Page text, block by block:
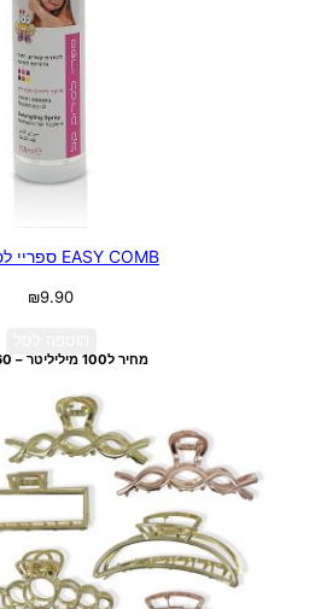
EASY COMB ספריי לסירוק קל
₪9.90
מחיר ל100 מיליליטר – 6.60 ש"ח